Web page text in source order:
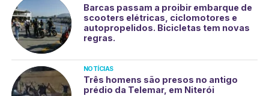
Barcas passam a proibir embarque de
scooters elétricas, ciclomotores e
autopropelidos. Bicicletas tem novas
regras.
NOTÍCIAS
Três homens são presos no antigo
prédio da Telemar, em Niterói